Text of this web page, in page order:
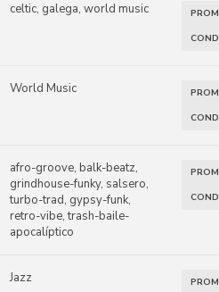
celtic, galega, world music
World Music
afro-groove, balk-beatz,
grindhouse-funky, salsero,
turbo-trad, gypsy-funk,
retro-vibe, trash-baile-
apocalíptico
Jazz